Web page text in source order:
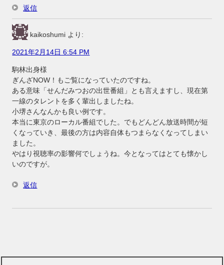
返信
kaikoshumi より:
2021年2月14日 6:54 PM
駒林出身様
ぎんざNOW！もご覧になっていたのですね。
ある意味「せんだみつおの出世番組」とも言えますし、現在第
一線のタレントを多く輩出しましたね。
小堺さんなんかも良い例です。
本当に東京のローカル番組でした。でもどんどん放送時間が短
くなっていき、最後の方は内容自体もつまらなくなってしまい
ました。
やはり視聴率の影響何でしょうね。今となってはとても懐かし
いのですが。
返信